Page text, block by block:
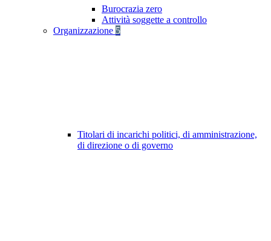
Burocrazia zero
Attività soggette a controllo
Organizzazione 5
Titolari di incarichi politici, di amministrazione,
di direzione o di governo